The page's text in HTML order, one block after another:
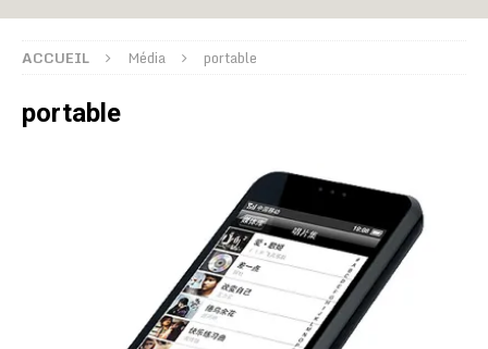
ACCUEIL Média portable
portable